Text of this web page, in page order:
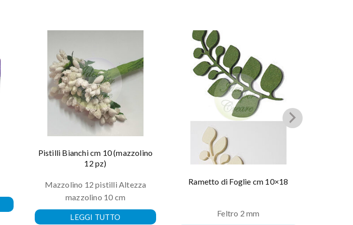
Pistilli Bianchi cm 10 (mazzolino
12 pz)
Mazzolino 12 pistilli Altezza
mazzolino 10 cm
LEGGI TUTTO
Rametto di Foglie cm 10×18
Feltro 2 mm